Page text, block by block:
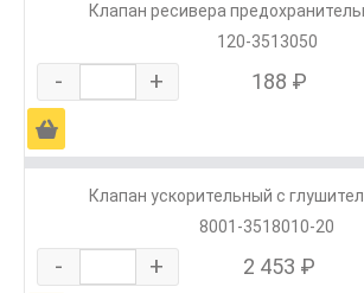
Клапан ресивера
120-3513050
- + 188 ₽
Ä
Клапан ускорительный с
8001-3518010-20
- + 2 453 ₽